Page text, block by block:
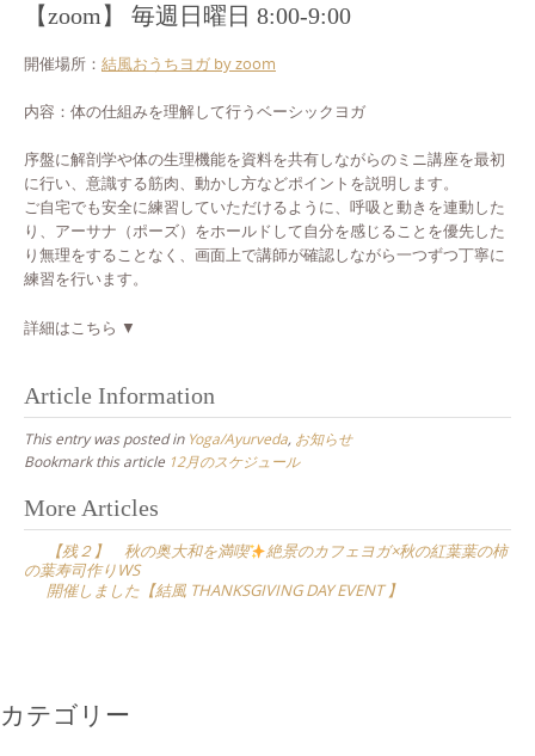
【zoom】 毎週日曜日 8:00-9:00
開催場所： 結風おうちヨガ by zoom
内容：体の仕組みを理解して行うベーシックヨガ
序盤に解剖学や体の生理機能を資料を共有しながらのミニ講座を最初
に行い、意識する筋肉、動かし方などポイントを説明します。
ご自宅でも安全に練習していただけるように、呼吸と動きを連動した
り、アーサナ（ポーズ）をホールドして自分を感じることを優先した
り無理をすることなく、画面上で講師が確認しながら一つずつ丁寧に
練習を行います。
詳細はこちら ▼
Article Information
This entry was posted in Yoga/Ayurveda, お知らせ
Bookmark this article 12月のスケジュール
Post
navigation
More Articles
【残２】 秋の奥大和を満喫
絶景のカフェヨガ×秋の紅葉葉の柿
の葉寿司作りWS
開催しました【結風 THANKSGIVING DAY EVENT 】
カテゴリー